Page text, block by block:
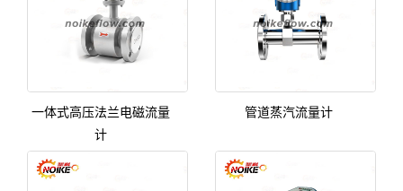
一体式高压法兰电磁流量
计
管道蒸汽流量计